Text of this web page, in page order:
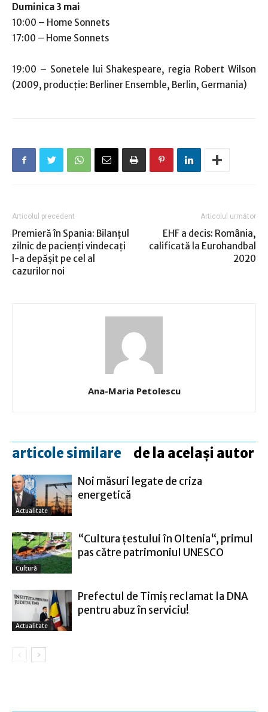
Duminica 3 mai
10:00 – Home Sonnets
17:00 – Home Sonnets
19:00 – Sonetele lui Shakespeare, regia Robert Wilson
(2009, producție: Berliner Ensemble, Berlin, Germania)
Articolul precedent
Premieră în Spania: Bilanțul
zilnic de pacienți vindecați
l-a depășit pe cel al
cazurilor noi
Articolul următor
EHF a decis: România,
calificată la Eurohandbal
2020
Ana-Maria Petolescu
articole similare de la același autor
Actualitate
Noi măsuri legate de criza
energetică
Cultură
“Cultura țestului în Oltenia“, primul
pas către patrimoniul UNESCO
Actualitate
Prefectul de Timiş reclamat la DNA
pentru abuz în serviciu!